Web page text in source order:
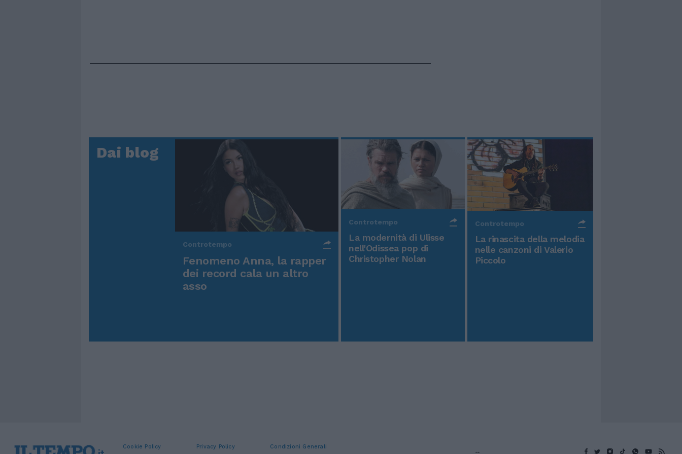
Dai blog
Controtempo
Fenomeno Anna, la rapper
dei record cala un altro
asso
Controtempo
La modernità di Ulisse
nell'Odissea pop di
Christopher Nolan
Controtempo
La rinascita della melodia
nelle canzoni di Valerio
Piccolo
Cookie Policy Privacy Policy Condizioni Generali